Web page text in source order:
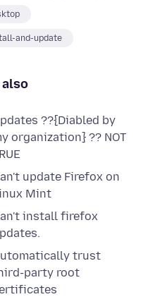
and-update
also
??{Diabled by
organization} ?? NOT
update Firefox on
Mint
install firefox
trust
party root